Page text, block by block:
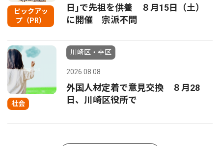
ピックアッ
プ（PR）
日｣で先祖を供養 ８月15日（土）
に開催 宗派不問
社会
川崎区・幸区
2026.08.08
外国人材定着で意見交換 ８月28
日、川崎区役所で